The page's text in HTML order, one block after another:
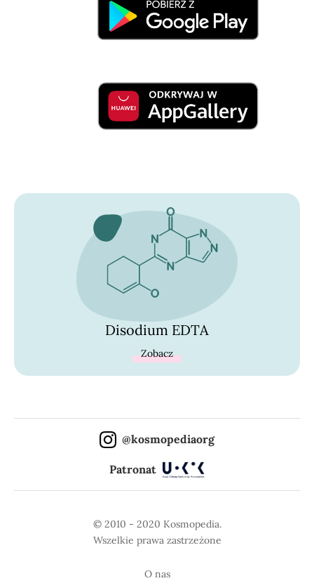
Disodium EDTA
Zobacz
@kosmopediaorg
Patronat
© 2010 - 2020 Kosmopedia.
Wszelkie prawa zastrzeżone
O nas